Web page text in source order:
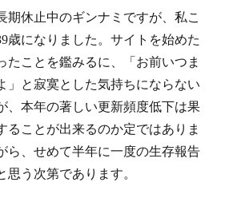
期休止中のギンナミですが、私こ
歳になりました。サイトを始めた
たことを鑑みるに、「お前いつま
」と寂寞とした気持ちにならない
、本年の著しい更新頻度低下は果
ることが出来るのか定ではありま
ら、せめて半年に一度の生存報告
思う次第であります。